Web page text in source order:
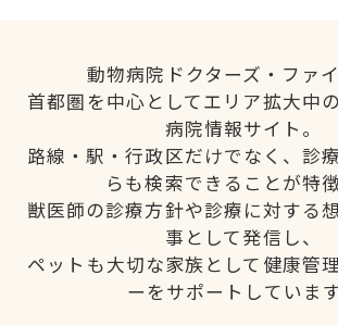
動物病院ドクターズ・ファイ
首都圏を中心としてエリア拡大中
病院情報サイト。
路線・駅・行政区だけでなく、診
らも検索できることが特徴
獣医師の診療方針や診療に対する
事として発信し、
ペットも大切な家族として健康管
ーをサポートしています